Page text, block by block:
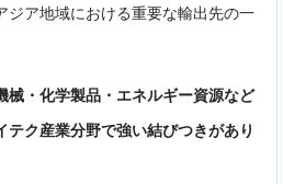
ジア地域における重要な輸出先の一
械・化学製品・エネルギー資源など
ク産業分野で強い結びつきがあり